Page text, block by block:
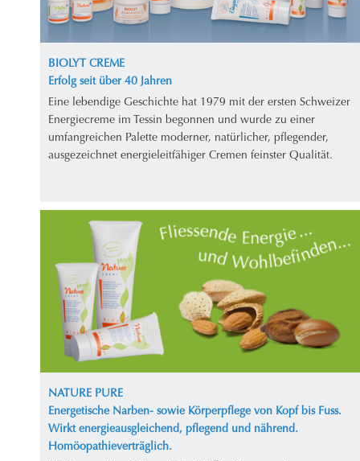
BIOLYT CREME
Erfolg seit über 40 Jahren
Eine lebendige Geschichte hat 1979 mit der ersten Schweizer
Energiecreme im Tessin begonnen und wurde zu einer
umfangreichen Palette moderner, natürlicher, pflegender,
ausgezeichnet energieleitfähiger Cremen feinster Qualität.
NATURE PURE
Energetische Narben- sowie Körperpflege von Kopf bis Fuss.
Wirkt energieausgleichend, pflegend und nährend.
Homöopathieverträglich.